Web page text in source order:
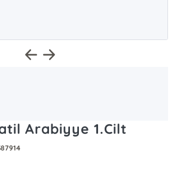
Arabiyye 1.Cilt